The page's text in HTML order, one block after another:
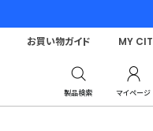
製品検索 マイページ
お買い物ガイド MY